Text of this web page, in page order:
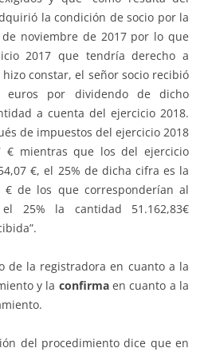
la condición de socio por la
noviembre de 2017 por lo que
2017 que tendría derecho a
constar, el señor socio recibió
euros por dividendo de dicho
a cuenta del ejercicio 2018.
de impuestos del ejercicio 2018
€ mientras que los del ejercicio
€, el 25% de dicha cifra es la
€ de los que corresponderían al
25% la cantidad 51.162,83€
de la registradora en cuanto a la
y la confirmaen cuanto a la
del procedimiento dice que en